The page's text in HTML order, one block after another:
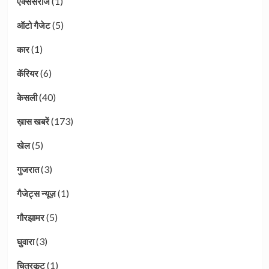
ऑटो गैजेट(5)
कार(1)
कॅरियर(6)
केसली(40)
ख़ास खबरें(173)
खेल(5)
गुजरात(3)
गैजेट्स न्यूज़(1)
गौरझामर(5)
घुवारा(3)
चित्रकूट(1)